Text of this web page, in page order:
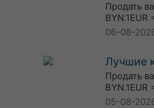
Продать
BYN.1EUR
06-08-
Лучшие
Продать
05-08-